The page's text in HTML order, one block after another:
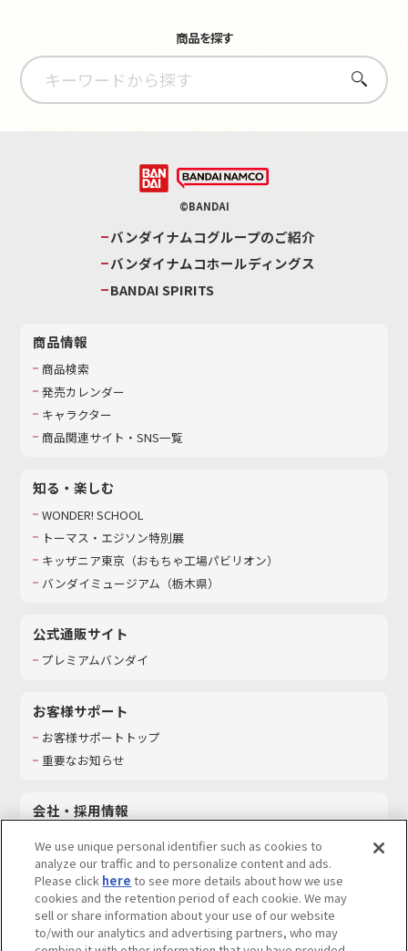
商品を探す
さがす
©BANDAI
バンダイナムコグループのご紹介
バンダイナムコホールディングス
BANDAI SPIRITS
商品情報
商品検索
発売カレンダー
キャラクター
商品関連サイト・SNS一覧
知る・楽しむ
WONDER! SCHOOL
トーマス・エジソン特別展
キッザニア東京（おもちゃ工場パビリオン）​
バンダイミュージアム（栃木県）
公式通販サイト
プレミアムバンダイ
お客様サポート
お客様サポートトップ
重要なお知らせ
会社・採用情報
採用情報
サステナビリティ
お問い合わせ
We use unique personal identifier such as cookies to
analyze our traffic and to personalize content and ads.
Please click here to see more details about how we use
cookies and the retention period of each cookie. We may
sell or share information about your use of our website
to/with our analytics and advertising partners, who may